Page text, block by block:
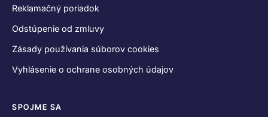
Reklamačný poriadok
Odstúpenie od zmluvy
Zásady používania súborov cookies
Vyhlásenie o ochrane osobných údajov
SPOJME SA